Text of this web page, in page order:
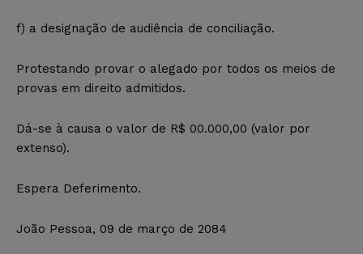
f) a designação de audiência de conciliação.
Protestando provar o alegado por todos os meios de
provas em direito admitidos.
Dá-se à causa o valor de R$ 00.000,00 (valor por
extenso).
Espera Deferimento.
João Pessoa, 09 de março de 2084